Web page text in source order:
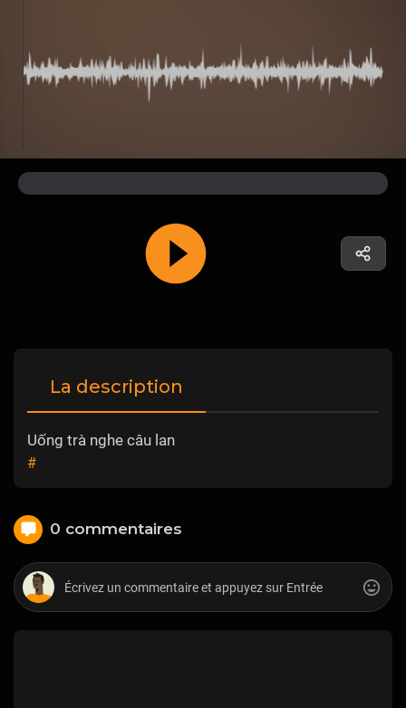
La description
Uống trà nghe câu lan
#
0 commentaires